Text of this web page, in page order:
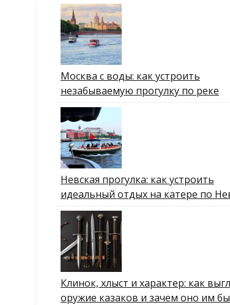
Москва с воды: как устроить
незабываемую прогулку по реке
Невская прогулка: как устроить
идеальный отдых на катере по
Клинок, хлыст и характер: как
оружие казаков и зачем оно им